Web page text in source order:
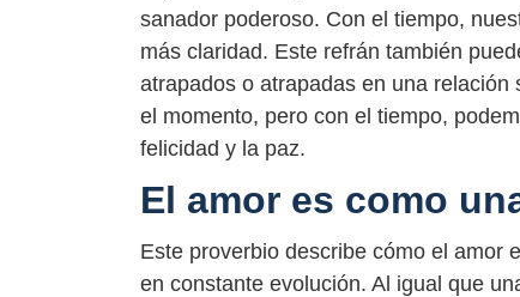
sanador poderoso. Con el tiempo,
más claridad. Este refrán también
atrapados o atrapadas en una
el momento, pero con el tiempo,
felicidad y la paz.
El amor es como
Este proverbio describe cómo el amor
en constante evolución. Al igual que